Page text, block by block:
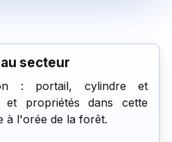
secteur
: portail, cylindre et
et propriétés dans cette
à l'orée de la forêt.